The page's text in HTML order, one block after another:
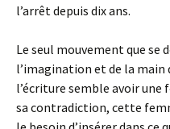
l’arrêt depuis dix ans.
Le seul mouvement que se
l’imagination et de la main
l’écriture semble avoir
sa contradiction, cette